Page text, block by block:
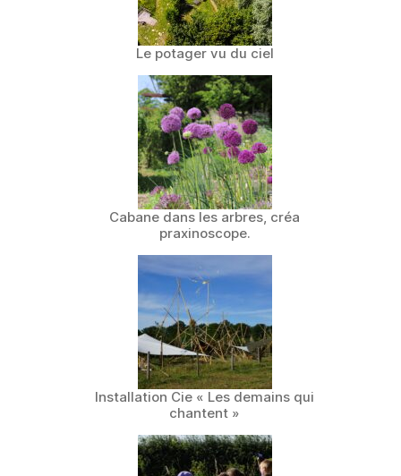
Le potager vu du ciel
Cabane dans les arbres, créa
praxinoscope.
Installation Cie « Les demains qui
chantent »